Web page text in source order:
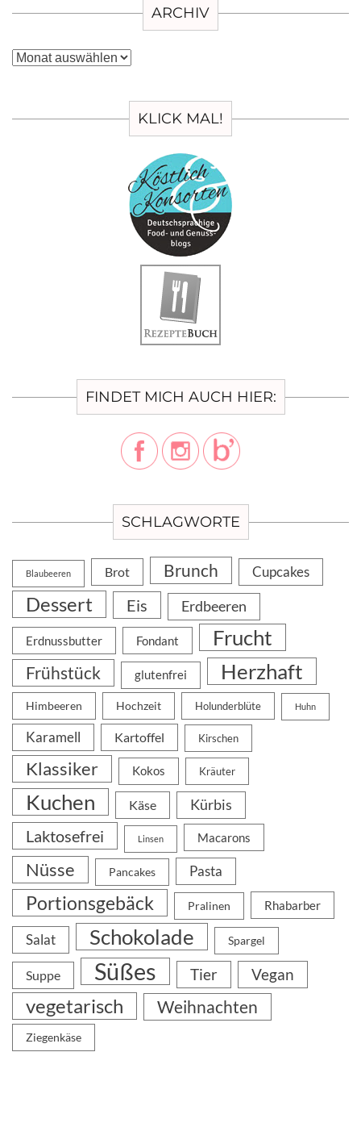
ARCHIV
Archiv
KLICK MAL!
FINDET MICH AUCH HIER:
SCHLAGWORTE
Blaubeeren Brot Brunch Cupcakes
Dessert Eis Erdbeeren
Erdnussbutter Fondant Frucht
Frühstück glutenfrei Herzhaft
Himbeeren Hochzeit Holunderblüte Huhn
Karamell Kartoffel Kirschen
Klassiker Kokos Kräuter
Kuchen Käse Kürbis
Laktosefrei Linsen Macarons
Nüsse Pancakes Pasta
Portionsgebäck Pralinen Rhabarber
Salat Schokolade Spargel
Suppe Süßes Tier Vegan
vegetarisch Weihnachten
Ziegenkäse